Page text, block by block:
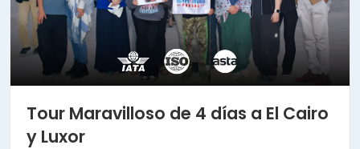
Tour Maravilloso de 4 días a El Cairo
y Luxor